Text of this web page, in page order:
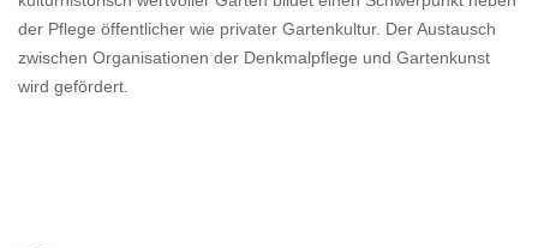
der Pflege öffentlicher wie privater Gartenkultur. Der Austausch
zwischen Organisationen der Denkmalpflege und Gartenkunst
wird gefördert.